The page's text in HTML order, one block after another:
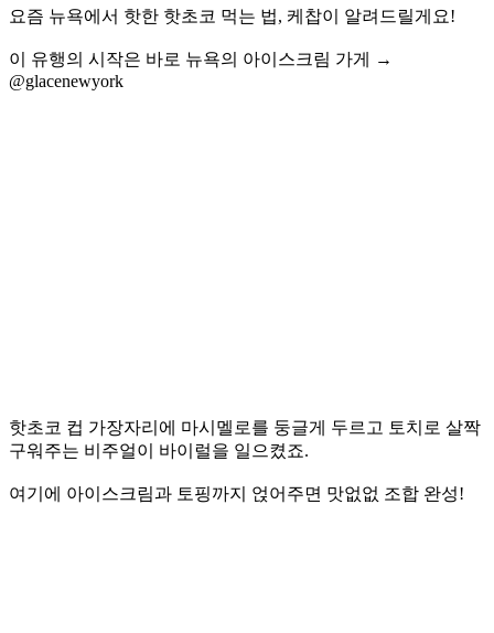
요즘 뉴욕에서 핫한 핫초코 먹는 법, 케찹이 알려드릴게요!
이 유행의 시작은 바로 뉴욕의 아이스크림 가게 →
@glacenewyork
핫초코 컵 가장자리에 마시멜로를 둥글게 두르고 토치로 살짝
구워주는 비주얼이 바이럴을 일으켰죠.
여기에 아이스크림과 토핑까지 얹어주면 맛없없 조합 완성!